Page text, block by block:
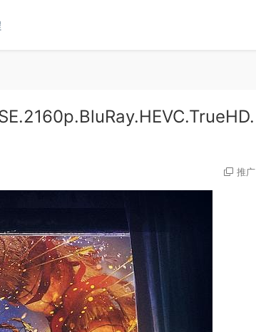
推广